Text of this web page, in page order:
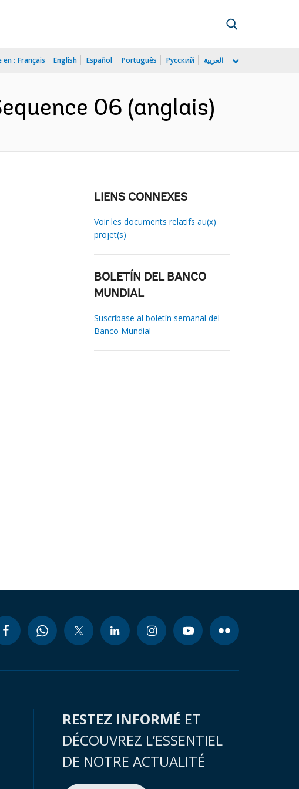
en : Français English Español Português Русский العربية
06 (anglais)
LIENS CONNEXES
Voir les documents relatifs au(x)
projet(s)
BOLETÍN DEL BANCO
MUNDIAL
Suscríbase al boletín semanal del
Banco Mundial
RESTEZ INFORMÉ ET
DÉCOUVREZ L’ESSENTIEL
DE NOTRE ACTUALITÉ